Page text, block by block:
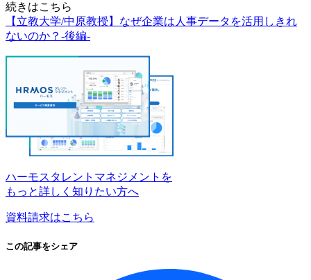
続きはこちら
【立教大学/中原教授】なぜ企業は人事データを活用しきれ
ないのか？-後編-
ハーモスタレントマネジメントを
もっと詳しく知りたい方へ
資料請求はこちら
この記事をシェア